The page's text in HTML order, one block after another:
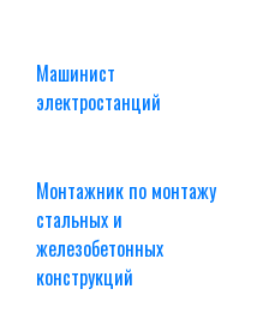
Машинист
электростанций
Монтажник по монтажу
стальных и
железобетонных
конструкций